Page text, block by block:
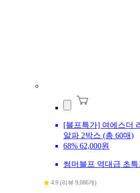
[블프특가] 여에스더
알파 2박스 (총 60매)
68% 62,000원
썸머블프 역대급 초특
4.9 (리뷰 9,086개)